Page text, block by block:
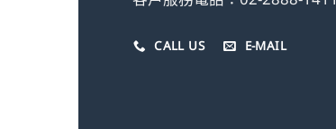
CALL US E-MAIL